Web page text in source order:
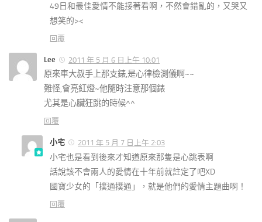
49日和最佳愛情不能接著看啊，不然會錯亂的，又哭又
想笑的><
回覆
Lee 2011 年 5 月 6 日上午 10:01
原來車大叔手上那支錶,是心律檢測儀啊~~
難怪,會亮紅燈~他隨時注意那個錶
尤其是心臟狂跳的時候^^
回覆
小宅 2011 年 5 月 7 日上午 2:03
小宅也是看到後來才知道原來那隻是心跳表啊
話說該不會兩人的愛情在十年前就註定了吧XD
國寶少女的「撲通撲通」，就是他們的愛情主題曲啊！
回覆